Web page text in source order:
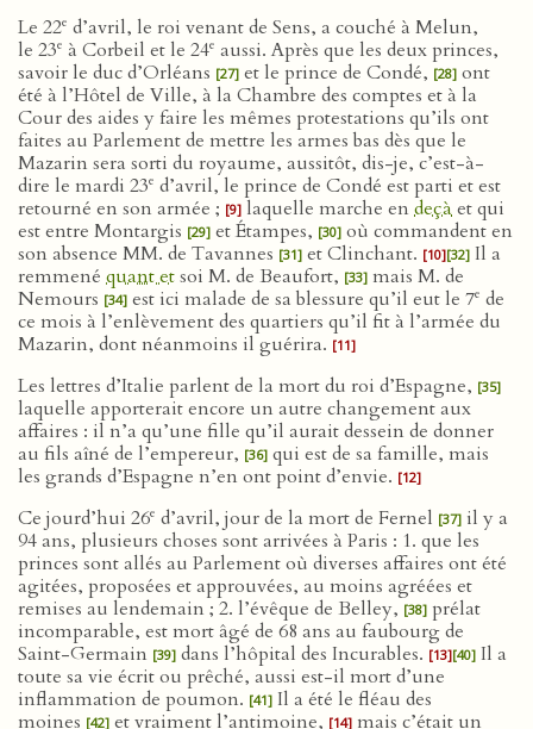
Le 22e d’avril, le roi venant de Sens, a couché à Melun,
le 23e à Corbeil et le 24e aussi. Après que les deux princes,
savoir le duc d’Orléans [27] et le prince de Condé, [28] ont
été à l’Hôtel de Ville, à la Chambre des comptes et à la
Cour des aides y faire les mêmes protestations qu’ils ont
faites au Parlement de mettre les armes bas dès que le
Mazarin sera sorti du royaume, aussitôt, dis-je, c’est-à-
dire le mardi 23e d’avril, le prince de Condé est parti et est
retourné en son armée ; [9] laquelle marche en deçàet qui
est entre Montargis [29] et Étampes, [30] où commandent en
son absence MM. de Tavannes [31] et Clinchant. [10][32] Il a
remmené quant etsoi M. de Beaufort, [33] mais M. de
Nemours [34] est ici malade de sa blessure qu’il eut le 7e de
ce mois à l’enlèvement des quartiers qu’il fit à l’armée du
Mazarin, dont néanmoins il guérira. [11]
Les lettres d’Italie parlent de la mort du roi d’Espagne, [35]
laquelle apporterait encore un autre changement aux
affaires : il n’a qu’une fille qu’il aurait dessein de donner
au fils aîné de l’empereur, [36] qui est de sa famille, mais
les grands d’Espagne n’en ont point d’envie. [12]
Ce jourd’hui 26e d’avril, jour de la mort de Fernel [37] il y a
94 ans, plusieurs choses sont arrivées à Paris : 1. que les
princes sont allés au Parlement où diverses affaires ont été
agitées, proposées et approuvées, au moins agréées et
remises au lendemain ; 2. l’évêque de Belley, [38] prélat
incomparable, est mort âgé de 68 ans au faubourg de
Saint-Germain [39] dans l’hôpital des Incurables. [13][40] Il a
toute sa vie écrit ou prêché, aussi est-il mort d’une
inflammation de poumon. [41] Il a été le fléau des
moines [42] et vraiment l’antimoine, [14] mais c’était un